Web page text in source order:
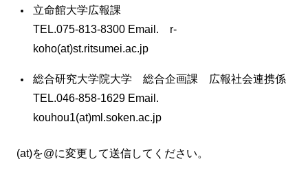
立命館大学広報課
TEL.075-813-8300 Email. r-
koho(at)st.ritsumei.ac.jp
総合研究大学院大学 総合企画課 広報社会連携係
TEL.046-858-1629 Email.
kouhou1(at)ml.soken.ac.jp
(at)を@に変更して送信してください。